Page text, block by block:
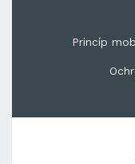
Princíp